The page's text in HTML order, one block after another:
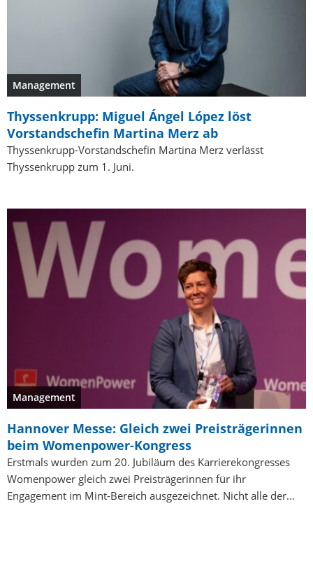
Management
Thyssenkrupp: Miguel Ángel López löst
Vorstandschefin Martina Merz ab
Thyssenkrupp-Vorstandschefin Martina Merz verlässt
Thyssenkrupp zum 1. Juni.
Management
Hannover Messe: Gleich zwei Preisträgerinnen
beim Womenpower-Kongress
Erstmals wurden zum 20. Jubiläum des Karrierekongresses
Womenpower gleich zwei Preisträgerinnen für ihr
Engagement im Mint-Bereich ausgezeichnet. Nicht alle der…